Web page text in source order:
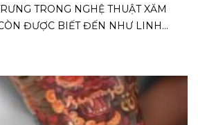
TRONG NGHỆ THUẬT XĂM
ĐƯỢC BIẾT ĐẾN NHƯ LINH